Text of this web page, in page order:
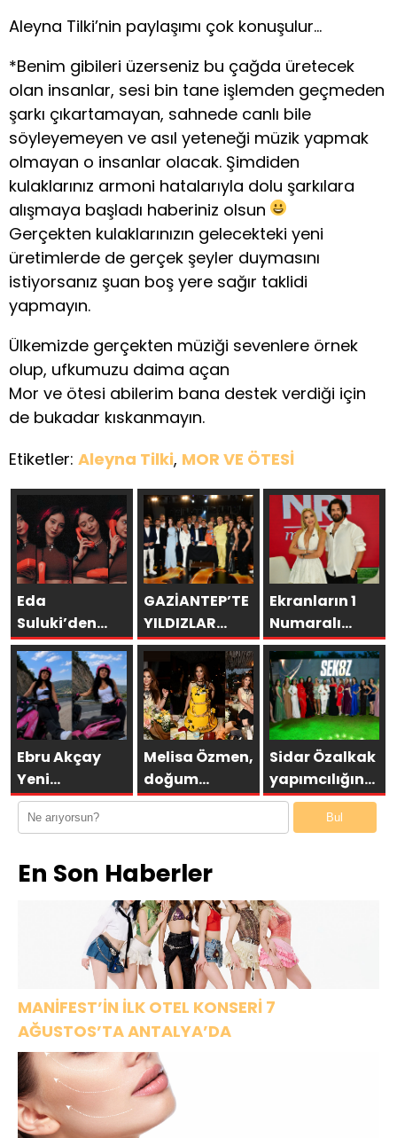
Aleyna Tilki’nin paylaşımı çok konuşulur…
*Benim gibileri üzerseniz bu çağda üretecek
olan insanlar, sesi bin tane işlemden geçmeden
şarkı çıkartamayan, sahnede canlı bile
söyleyemeyen ve asıl yeteneği müzik yapmak
olmayan o insanlar olacak. Şimdiden
kulaklarınız armoni hatalarıyla dolu şarkılara
alışmaya başladı haberiniz olsun
Gerçekten kulaklarınızın gelecekteki yeni
üretimlerde de gerçek şeyler duymasını
istiyorsanız şuan boş yere sağır taklidi
yapmayın.
Ülkemizde gerçekten müziği sevenlere örnek
olup, ufkumuzu daima açan
Mor ve ötesi abilerim bana destek verdiği için
de bukadar kıskanmayın.
Etiketler: Aleyna Tilki, MOR VE ÖTESİ
Eda
Suluki’den
Yeni Tekli:
“Cevapsız
Sorular”
GAZİANTEP’TE
YILDIZLAR
GEÇİDİ:
ŞAMDANCI VE
BY MUSTAFA
AÇILIŞI İLE
GREEN
PARK’TA
GÖRKEMLİ
GALA
Ekranların 1
Numaralı
programı NR1
Magazin
Ebru Akçay
Yeni
Motoruyla
Kıtalar Arası
Koşuyor!
Melisa Özmen,
doğum
gününde
Sidar Özalkak
yapımcılığında
hayata
geçirilen yeni
SEK8Z,yakında
izliyici ile
buluşuyor.
Bul
En Son Haberler
MANİFEST’İN İLK OTEL KONSERİ 7
AĞUSTOS’TA ANTALYA’DA